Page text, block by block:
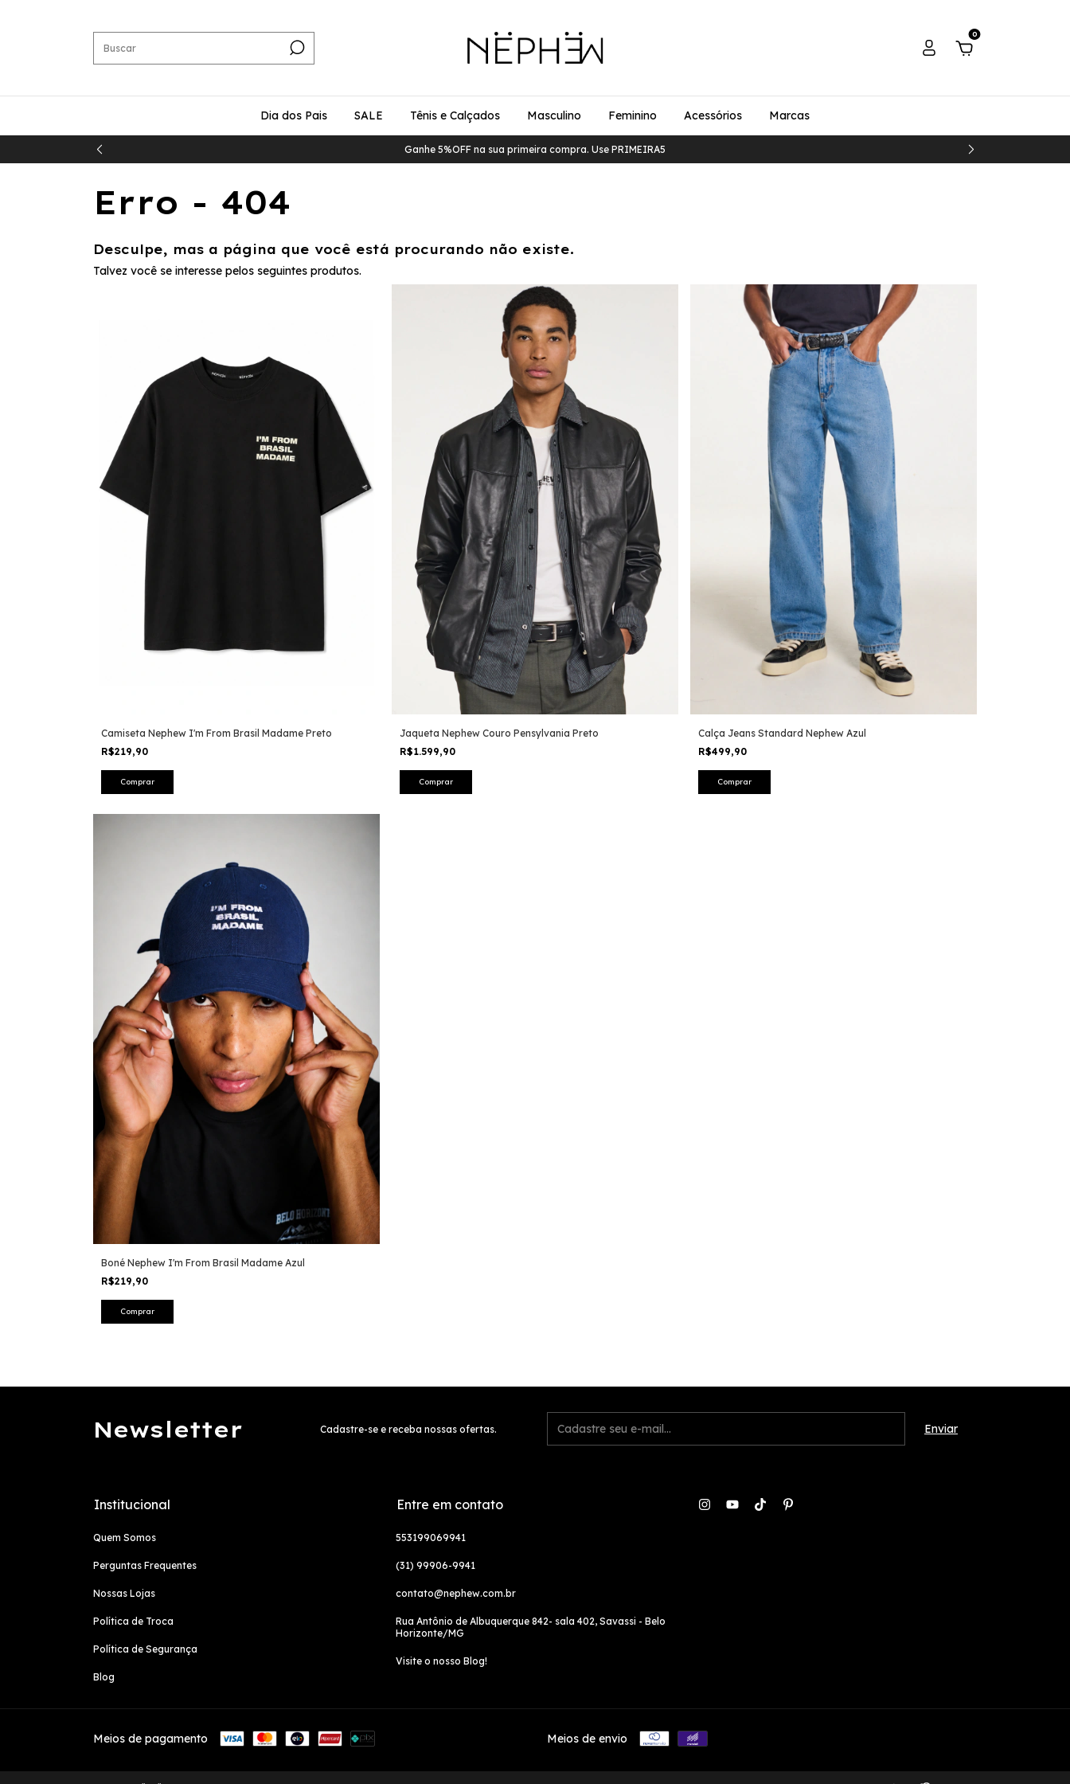
0
Dia dos Pais SALE Tênis e Calçados Masculino Feminino Acessórios Marcas
Ganhe 5%OFF na sua primeira compra. Use PRIMEIRA5
Erro - 404
Desculpe, mas a página que você está procurando não existe.
Talvez você se interesse pelos seguintes produtos.
Camiseta Nephew I'm From Brasil Madame Preto
R$219,90
Comprar
Jaqueta Nephew Couro Pensylvania Preto
R$1.599,90
Comprar
Calça Jeans Standard Nephew Azul
R$499,90
Comprar
Boné Nephew I'm From Brasil Madame Azul
R$219,90
Comprar
Newsletter Cadastre-se e receba nossas ofertas.
Institucional
Quem Somos
Perguntas Frequentes
Nossas Lojas
Política de Troca
Política de Segurança
Blog
Entre em contato
553199069941
(31) 99906-9941
contato@nephew.com.br
Rua Antônio de Albuquerque 842- sala 402, Savassi - Belo
Horizonte/MG
Visite o nosso Blog!
Meios de pagamento Meios de envio